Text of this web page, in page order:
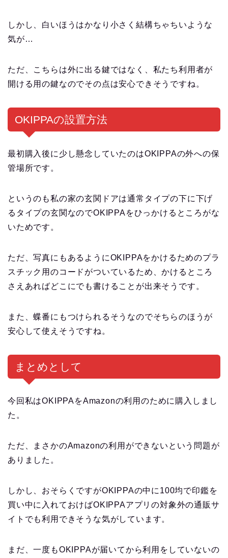
しかし、白いほうはかなり小さく結構ちゃちいような
気が…
ただ、こちらは外に出る鍵ではなく、私たち利用者が
開ける用の鍵なのでその点は安心できそうですね。
OKIPPAの設置方法
最初購入後に少し懸念していたのはOKIPPAの外への保
管場所です。
というのも私の家の玄関ドアは通常タイプの下に下げ
るタイプの玄関なのでOKIPPAをひっかけるところがな
いためです。
ただ、写真にもあるようにOKIPPAをかけるためのプラ
スチック用のコードがついているため、かけるところ
さえあればどこにでも書けることが出来そうです。
また、蝶番にもつけられるそうなのでそちらのほうが
安心して使えそうですね。
まとめとして
今回私はOKIPPAをAmazonの利用のために購入しまし
た。
ただ、まさかのAmazonの利用ができないという問題が
ありました。
しかし、おそらくですがOKIPPAの中に100均で印鑑を
買い中に入れておけばOKIPPAアプリの対象外の通販サ
イトでも利用できそうな気がしています。
まだ、一度もOKIPPAが届いてから利用をしていないの